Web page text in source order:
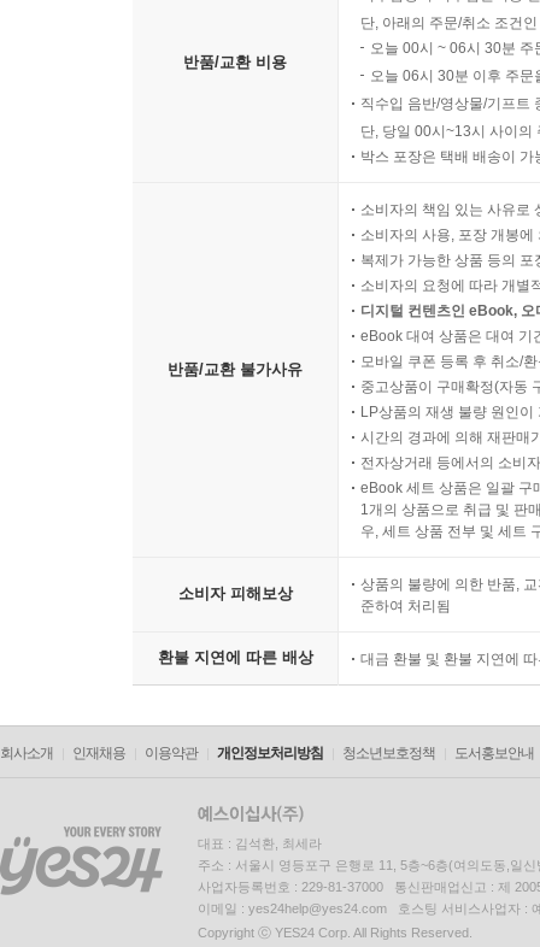
반품/교환 비용
단, 아래의 주문/취소 조건
오늘 00시 ~ 06시 30분
오늘 06시 30분 이후 주
직수입 음반/영상물/기프트
단, 당일 00시~13시 사이의
박스 포장은 택배 배송이
반품/교환 불가사유
소비자의 책임 있는 사유로
소비자의 사용, 포장 개봉
복제가 가능한 상품 등의
소비자의 요청에 따라 개별
디지털 컨텐츠인 eBook,
eBook 대여 상품은 대여 기
모바일 쿠폰 등록 후 취소/
중고상품이 구매확정(자동
LP상품의 재생 불량 원인
시간의 경과에 의해 재판매
전자상거래 등에서의 소비
eBook 세트 상품은 일괄 구
1개의 상품으로 취급 및 판
우, 세트 상품 전부 및 세트
소비자 피해보상
상품의 불량에 의한 반품,
준하여 처리됨
환불 지연에 따른 배상 대금 환불 및 환불 지연에
회사소개 인재채용 이용약관 개인정보처리방침 청소년보호정책 도서홍보안내
대표 : 김석환, 최세라
주소 : 서울시 영등포구 은행로 11, 5층~6층(여의도동,일신
사업자등록번호 : 229-81-37000 통신판매업신고 : 제
이메일 : yes24help@yes24.com 호스팅 서비스사업자 :
Copyright ⓒ YES24 Corp. All Rights Reserved.